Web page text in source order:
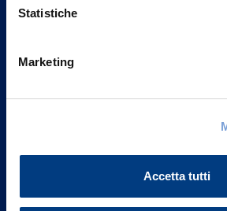
Statistiche
Marketing
Accetta tutti
Vittoria Assicurazioni S.p.A.
Governance